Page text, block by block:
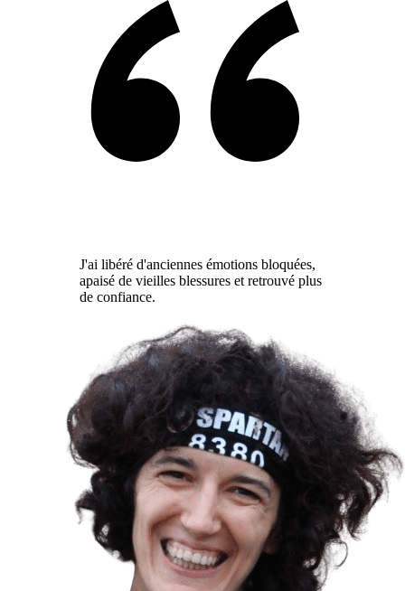
J'ai libéré d'anciennes émotions bloquées,
apaisé de vieilles blessures et retrouvé plus
de confiance.